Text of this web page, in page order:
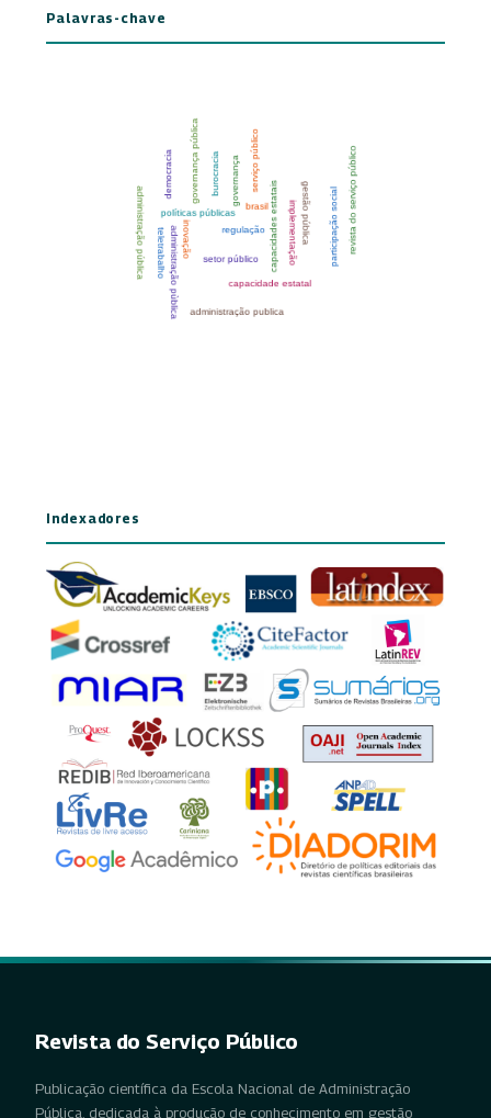
Palavras-chave
Indexadores
Revista do Serviço Público
Publicação científica da Escola Nacional de Administração
Pública, dedicada à produção de conhecimento em gestão